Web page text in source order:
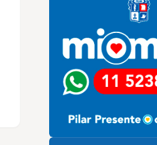
Pilar HCD